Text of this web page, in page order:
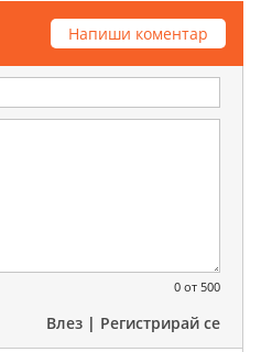
Напиши коментар
0 от 500
Влез | Регистрирай се